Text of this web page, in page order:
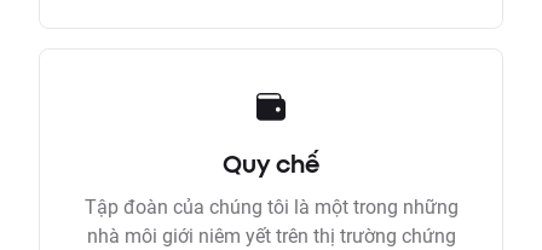
Quy chế
Tập đoàn của chúng tôi là một trong những
nhà môi giới niêm yết trên thị trường chứng